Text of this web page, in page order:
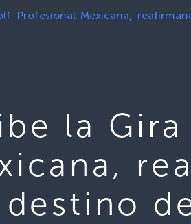
Profesional Mexicana,
la